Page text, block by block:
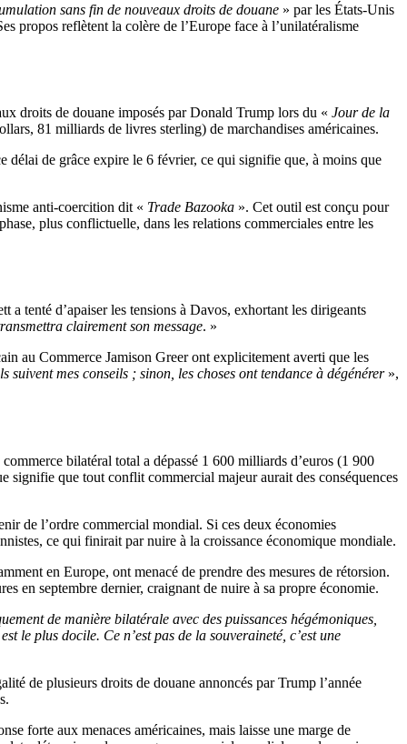
sans fin de nouveaux droits de douane » par les États-Unis
propos reflètent la colère de l’Europe face à l’unilatéralisme
droits de douane imposés par Donald Trump lors du « Jour de la
81 milliards de livres sterling) de marchandises américaines.
délai de grâce expire le 6 février, ce qui signifie que, à moins que
anti-coercition dit « Trade Bazooka ». Cet outil est conçu pour
plus conflictuelle, dans les relations commerciales entre les
a tenté d’apaiser les tensions à Davos, exhortant les dirigeants
clairement son message. »
au Commerce Jamison Greer ont explicitement averti que les
suivent mes conseils ; sinon, les choses ont tendance à dégénérer »,
bilatéral total a dépassé 1 600 milliards d’euros (1 900
que tout conflit commercial majeur aurait des conséquences
de l’ordre commercial mondial. Si ces deux économies
ce qui finirait par nuire à la croissance économique mondiale.
en Europe, ont menacé de prendre des mesures de rétorsion.
en septembre dernier, craignant de nuire à sa propre économie.
de manière bilatérale avec des puissances hégémoniques,
le plus docile. Ce n’est pas de la souveraineté, c’est une
de plusieurs droits de douane annoncés par Trump l’année
forte aux menaces américaines, mais laisse une marge de